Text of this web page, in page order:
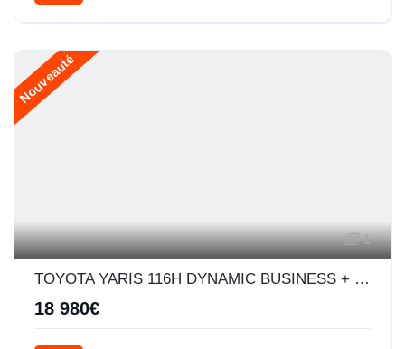
Nouveauté
1
TOYOTA YARIS 116H DYNAMIC BUSINESS + PROGRAMME BEYOND ZERO ACADEMY 5P MC24
18 980€